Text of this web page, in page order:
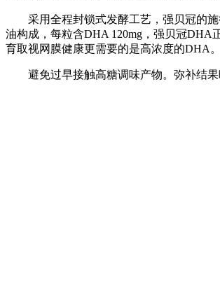
采用全程封锁式发酵工艺，强贝冠的施
油构成，每粒含DHA 120mg，强贝冠DHA
育取视网膜健康更需要的是高浓度的DHA。
避免过早接触高糖调味产物。弥补结果